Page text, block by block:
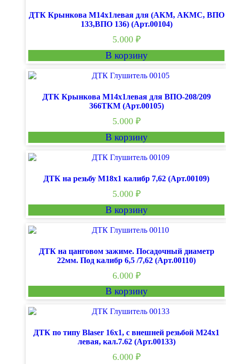
ДТК Крынкова М14х1левая для (АКМ, АКМС, ВПО
133,ВПО 136) (Арт.00104)
5.000 ₽
В корзину
ДТК Крынкова М14х1левая для ВПО-208/209
366ТКМ (Арт.00105)
5.000 ₽
В корзину
ДТК на резьбу М18х1 калибр 7,62 (Арт.00109)
5.000 ₽
В корзину
ДТК на цанговом зажиме. Посадочный диаметр
22мм. Под калибр 6,5 /7,62 (Арт.00110)
6.000 ₽
В корзину
ДТК по типу Blaser 16х1, с внешней резьбой М24х1
левая, кал.7.62 (Арт.00133)
6.000 ₽